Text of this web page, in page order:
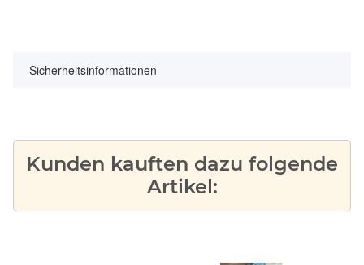
Sicherheitsinformationen
Kunden kauften dazu folgende
Artikel: